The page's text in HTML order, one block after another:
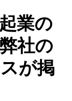
業の
社の
が掲